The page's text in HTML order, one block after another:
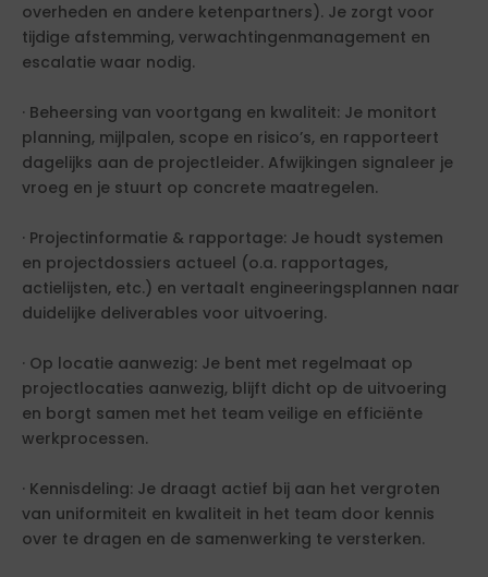
overheden en andere ketenpartners). Je zorgt voor
tijdige afstemming, verwachtingenmanagement en
escalatie waar nodig.
· Beheersing van voortgang en kwaliteit: Je monitort
planning, mijlpalen, scope en risico’s, en rapporteert
dagelijks aan de projectleider. Afwijkingen signaleer je
vroeg en je stuurt op concrete maatregelen.
· Projectinformatie & rapportage: Je houdt systemen
en projectdossiers actueel (o.a. rapportages,
actielijsten, etc.) en vertaalt engineeringsplannen naar
duidelijke deliverables voor uitvoering.
· Op locatie aanwezig: Je bent met regelmaat op
projectlocaties aanwezig, blijft dicht op de uitvoering
en borgt samen met het team veilige en efficiënte
werkprocessen.
· Kennisdeling: Je draagt actief bij aan het vergroten
van uniformiteit en kwaliteit in het team door kennis
over te dragen en de samenwerking te versterken.